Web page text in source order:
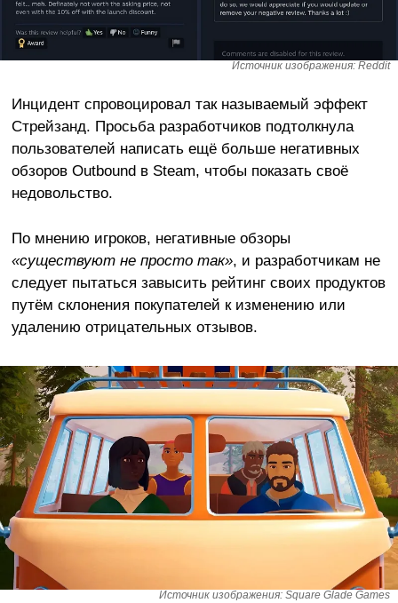
Источник изображения: Reddit
Инцидент спровоцировал так называемый эффект
Стрейзанд. Просьба разработчиков подтолкнула
пользователей написать ещё больше негативных
обзоров Outbound в Steam, чтобы показать своё
недовольство.
По мнению игроков, негативные обзоры
«существуют не просто так», и разработчикам не
следует пытаться завысить рейтинг своих продуктов
путём склонения покупателей к изменению или
удалению отрицательных отзывов.
Источник изображения: Square Glade Games